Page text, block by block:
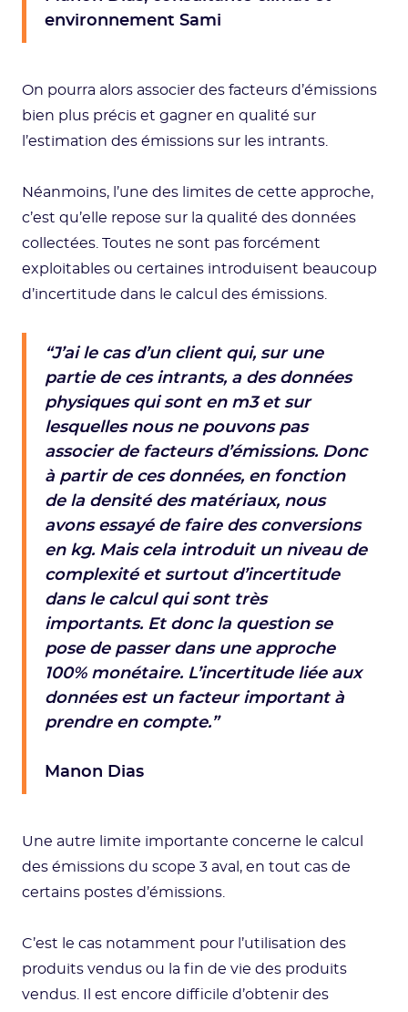
environnement Sami
On pourra alors associer des facteurs d’émissions
bien plus précis et gagner en qualité sur
l’estimation des émissions sur les intrants.
Néanmoins, l’une des limites de cette approche,
c’est qu’elle repose sur la qualité des données
collectées. Toutes ne sont pas forcément
exploitables ou certaines introduisent beaucoup
d’incertitude dans le calcul des émissions.
“J’ai le cas d’un client qui, sur une
partie de ces intrants, a des données
physiques qui sont en m3 et sur
lesquelles nous ne pouvons pas
associer de facteurs d’émissions. Donc
à partir de ces données, en fonction
de la densité des matériaux, nous
avons essayé de faire des conversions
en kg. Mais cela introduit un niveau de
complexité et surtout d’incertitude
dans le calcul qui sont très
importants. Et donc la question se
pose de passer dans une approche
100% monétaire. L’incertitude liée aux
données est un facteur important à
prendre en compte.”
Manon Dias
Une autre limite importante concerne le calcul
des émissions du scope 3 aval, en tout cas de
certains postes d’émissions.
C’est le cas notamment pour l’utilisation des
produits vendus ou la fin de vie des produits
vendus. Il est encore difficile d’obtenir des